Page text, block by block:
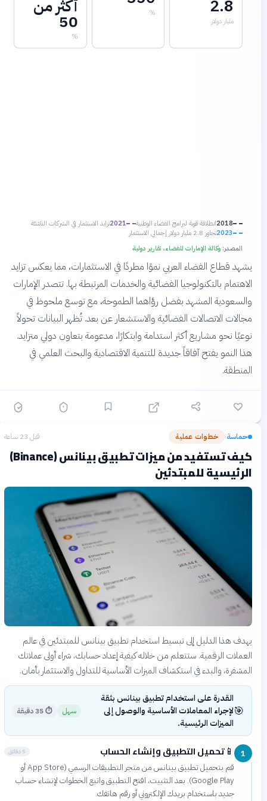
2.8
مليار دولار
% أكثر من
50
%
2018انطلاقة قوية لبرامج الفضاء الوطنية 2021تزايد الاستثمار في الشركات الناشئة
2023تجاوز 2.8 مليار دولار إجمالي الاستثمار
المصدر:وكالة الإمارات للفضاء، تقارير دولية
يشهد قطاع الفضاء العربي نموًا مطردًا في الاستثمارات، مما يعكس تزايد
الاهتمام بالتكنولوجيا الفضائية والخدمات المرتبطة بها. تتصدر الإمارات
والسعودية المشهد بفضل رؤاهما الطموحة، مع توسع ملحوظ في
مجالات الاتصالات الفضائية والاستشعار عن بعد. تُظهر البيانات تحولاً
نوعيًا نحو مشاريع أكثر استدامة وابتكارًا، مدعومة بتعاون دولي متزايد.
هذا النمو يفتح آفاقاً جديدة للتنمية الاقتصادية والبحث العلمي في
المنطقة.
حماسة› خطوات عملية قبل 23 ساعة
كيف تستفيد من ميزات تطبيق بينانس (Binance)
الرئيسية للمبتدئين
يهدف هذا الدليل إلى تبسيط استخدام تطبيق بينانس للمبتدئين في عالم
العملات الرقمية. ستتعلم من خلاله كيفية إعداد حسابك، شراء أولى عملاتك
المشفرة، والبدء في استكشاف الميزات الأساسية للتداول والاستثمار بأمان.
🎯
القدرة على استخدام تطبيق بينانس بثقة
لإجراء المعاملات الأساسية والوصول إلى
الميزات الرئيسية.
سهل ⏱35 دقيقة
📱تحميل التطبيق وإنشاء الحساب
قم بتحميل تطبيق بينانس من متجر التطبيقات الرسمي (App Store أو
Google Play). بعد التثبيت، افتح التطبيق واتبع الخطوات لإنشاء حساب
جديد باستخدام بريدك الإلكتروني أو رقم هاتفك.